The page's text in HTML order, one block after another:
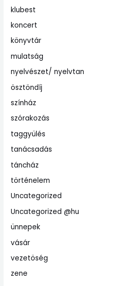
klubest
koncert
könyvtár
mulatság
nyelvészet/ nyelvtan
ösztöndíj
színház
szórakozás
taggyülés
tanácsadás
táncház
történelem
Uncategorized
Uncategorized @hu
ünnepek
vásár
vezetöség
zene